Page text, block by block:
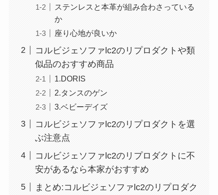
ステンレスと本革が組み合わさっている
か
座り心地が良いか
コルビジェソファlc2のリプロダクトや類
似品のおすすめ商品
1.DORIS
2.タンスのゲン
3.ベビーデイズ
コルビジェソファlc2のリプロダクトを選
ぶ注意点
コルビジェソファlc2のリプロダクトに不
安があるなら本家がおすすめ
まとめ:コルビジェソファlc2のリプロダク